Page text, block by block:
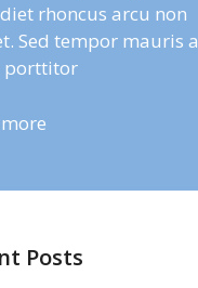
rhoncus arcu non
Sed tempor mauris a
porttitor
Posts